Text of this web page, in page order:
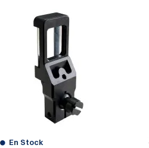
En Stock